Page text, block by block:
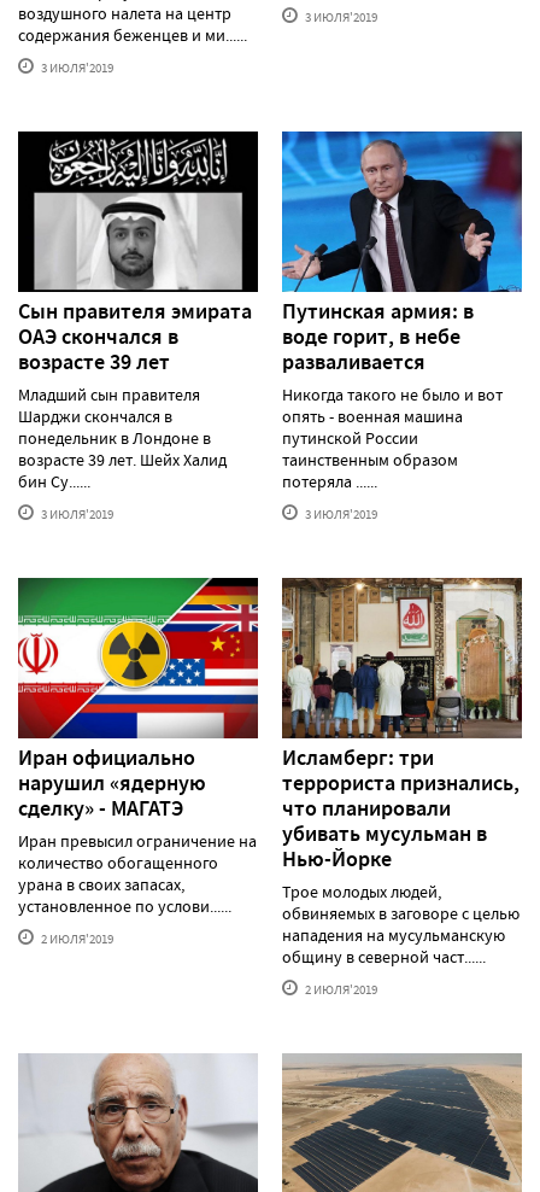
воздушного налета на центр
содержания беженцев и ми......
3 ИЮЛЯ'2019
3 ИЮЛЯ'2019
Сын правителя эмирата
ОАЭ скончался в
возрасте 39 лет
Младший сын правителя
Шарджи скончался в
понедельник в Лондоне в
возрасте 39 лет. Шейх Халид
бин Су......
3 ИЮЛЯ'2019
Путинская армия: в
воде горит, в небе
разваливается
Никогда такого не было и вот
опять - военная машина
путинской России
таинственным образом
потеряла ......
3 ИЮЛЯ'2019
Иран официально
нарушил «ядерную
сделку» - МАГАТЭ
Иран превысил ограничение на
количество обогащенного
урана в своих запасах,
установленное по услови......
2 ИЮЛЯ'2019
Исламберг: три
террориста признались,
что планировали
убивать мусульман в
Нью-Йорке
Трое молодых людей,
обвиняемых в заговоре с целью
нападения на мусульманскую
общину в северной част......
2 ИЮЛЯ'2019